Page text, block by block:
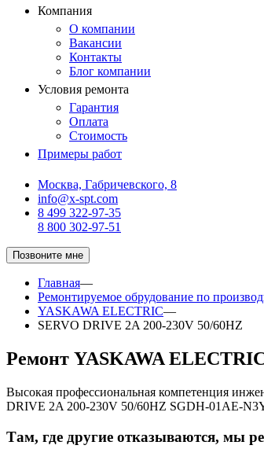
Компания
О компании
Вакансии
Контакты
Блог компании
Условия ремонта
Гарантия
Оплата
Стоимость
Примеры работ
Москва, Габричевского, 8
info@x-spt.com
8 499 322-97-35
8 800 302-97-51
Позвоните мне
Главная—
Ремонтируемое обрудование по
YASKAWA ELECTRIC—
SERVO DRIVE 2A 200-230V 50/60HZ
Ремонт YASKAWA
Высокая профессиональная компетенция
DRIVE 2A 200-230V 50/60HZ SGDH-01AE-
Там, где другие отказываются, мы